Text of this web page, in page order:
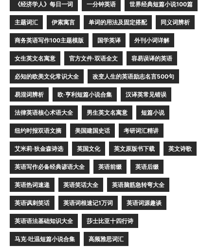
《经济学人》每日一词 一分钟英语 世界经典短篇小说100篇
主题词汇 伊索寓言 单词的用法及固定搭配 同义词辨析
商务英语写作100主题模版 国学英译 外刊小词详解
女生英文名寓意 官方文件·双语全文 容易误译的英语
必知的欧美文化常识大全 改变人生的英语励志名言500句
易混词辨析 欧·亨利短篇小说合集 汉译英常见错误
法律英语核心术语大全 男生英文名寓意 短篇小说
纽约时报双语文摘 美国建国史话 考研词汇精讲
艾米莉·狄金森诗选 英国文化 英文原版书下载 英文诗歌
英语写作必备经典谚语大全 英语前缀 英语后缀
英语热词速递 英语笑话大全 英语脑筋急转弯大全
英语讽刺笑话 英语词根速记1万词 英语词源趣谈
英语语法基础知识大全 莎士比亚十四行诗
马克·吐温短篇小说合集 高频雅思词汇